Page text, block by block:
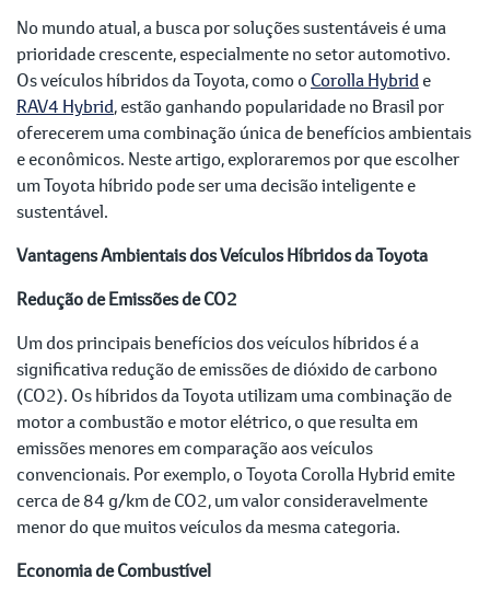
No mundo atual, a busca por soluções sustentáveis é uma
prioridade crescente, especialmente no setor automotivo.
Os veículos híbridos da Toyota, como o Corolla Hybride
RAV4 Hybrid, estão ganhando popularidade no Brasil por
oferecerem uma combinação única de benefícios ambientais
e econômicos. Neste artigo, exploraremos por que escolher
um Toyota híbrido pode ser uma decisão inteligente e
sustentável.
Vantagens Ambientais dos Veículos Híbridos da Toyota
Redução de Emissões de CO2
Um dos principais benefícios dos veículos híbridos é a
significativa redução de emissões de dióxido de carbono
(CO2). Os híbridos da Toyota utilizam uma combinação de
motor a combustão e motor elétrico, o que resulta em
emissões menores em comparação aos veículos
convencionais. Por exemplo, o Toyota Corolla Hybrid emite
cerca de 84 g/km de CO2, um valor consideravelmente
menor do que muitos veículos da mesma categoria.
Economia de Combustível